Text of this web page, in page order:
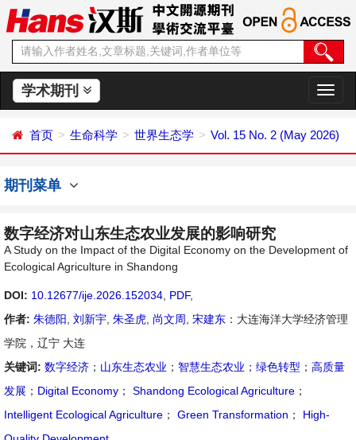
学术期刊
切
换
航
首页 生命科学 世界生态学 Vol. 15 No. 2 (May 2026)
期刊菜单
数字经济对山东生态农业发展的影响研究
A Study on the Impact of the Digital Economy on the Development of
Ecological Agriculture in Shandong
DOI: 10.12677/ije.2026.152034 PDF,
作者: 朱德阳 刘新宇 朱圣虎 尚文周 宋建东 ：大连海洋大学经济管理
学院，辽宁 大连
关键词: 数字经济 ； 山东生态农业 ； 智慧生态农业 ； 绿色转型 ； 高质量
发展 ； Digital Economy ； Shandong Ecological Agriculture ；
Intelligent Ecological Agriculture ； Green Transformation ；
High-